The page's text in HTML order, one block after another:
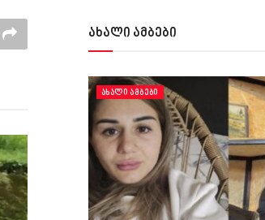
ახალი ამბები
ᲐᲮᲐᲚᲘ ᲐᲛᲑᲔᲑᲘ